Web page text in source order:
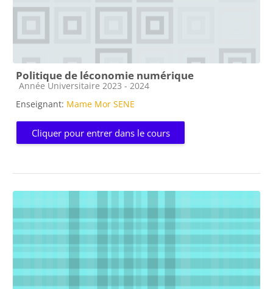
Politique de léconomie numérique
Catégorie de cours
Année Universitaire 2023 - 2024
Enseignant: Mame Mor SENE
Cliquer pour entrer dans le cours